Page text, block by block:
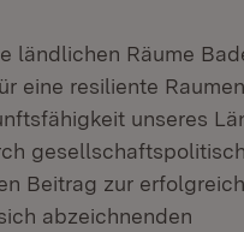
ländlichen Räume
eine resiliente
unseres
Beitrag zur
abzeichnenden